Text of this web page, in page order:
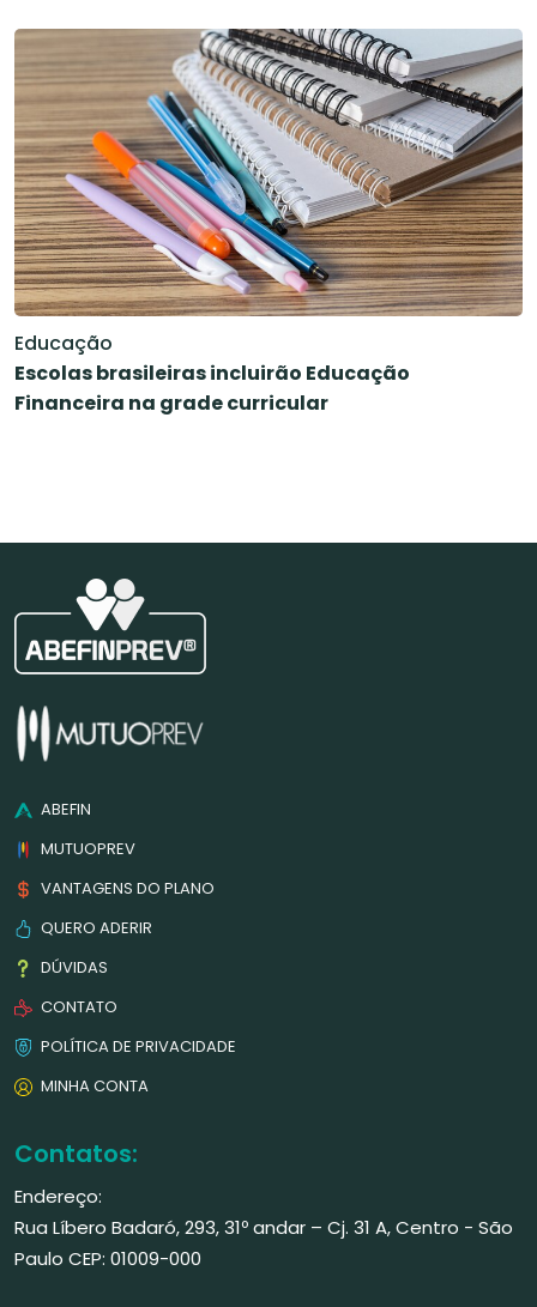
Educação
Escolas brasileiras incluirão Educação
Financeira na grade curricular
ABEFIN
MUTUOPREV
VANTAGENS DO PLANO
QUERO ADERIR
DÚVIDAS
CONTATO
POLÍTICA DE PRIVACIDADE
MINHA CONTA
Contatos:
Endereço:
Rua Líbero Badaró, 293, 31º andar – Cj. 31 A, Centro - São
Paulo CEP: 01009-000